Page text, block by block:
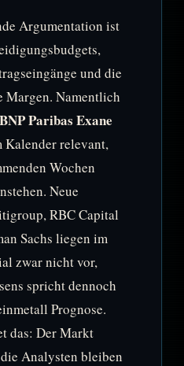
Argumentation ist
und die
Margen. Namentlich
BNP Paribas Exane
Kalender relevant,
Wochen
Neue
RBC Capital
Sachs liegen im
zwar nicht vor,
spricht dennoch
Prognose.
das: Der Markt
Analysten bleiben